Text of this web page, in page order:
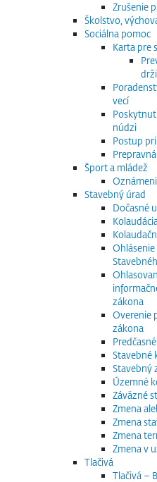
Zrušenie
Školstvo,
Sociálna pomoc
Karta pre
vecí
núdzi
Postup
Šport a mládež
Stavebný úrad
Dočasné
zákona
Overenie
zákona
Stavebné
Stavebný
Územné
Záväzné
Zmena
Zmena
Zmena
Zmena v
Tlačivá
Tlačivá –